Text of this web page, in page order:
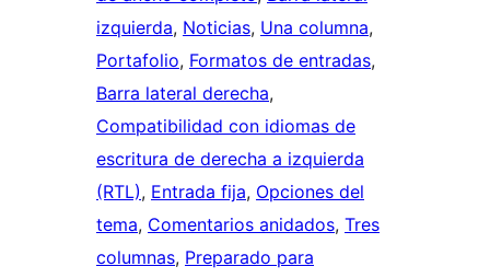
izquierda, Noticias, Una columna
Portafolio, Formatos de entradas
Barra lateral derecha
Compatibilidad con idiomas de
escritura de derecha a izquierda
(RTL), Entrada fija, Opciones del
tema, Comentarios anidados, Tres
columnas, Preparado para